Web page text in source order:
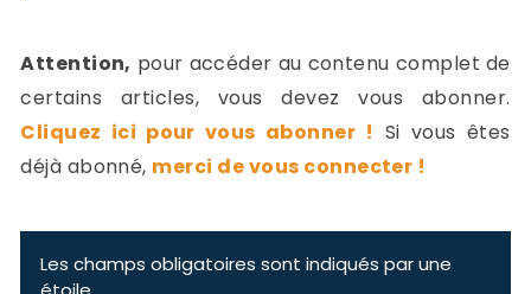
Attention, pour accéder au contenu complet de
certains articles, vous devez vous abonner.
Cliquez ici pour vous abonner ! Si vous êtes
déjà abonné, merci de vous connecter !
Les champs obligatoires sont indiqués par une